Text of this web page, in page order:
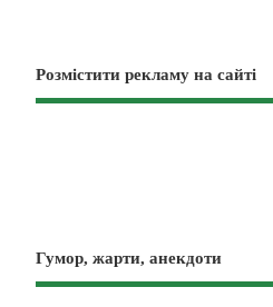
Розмістити рекламу на сайті
Гумор, жарти, анекдоти